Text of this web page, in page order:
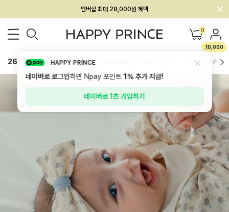
멤버십 최대 28,000원 혜택
0
10,000
26SS 신상 BEST BABY[6~12M] 하의/레깅스
HAPPY PRINCE
네이버로 로그인하면 Npay 포인트1%추가 지급!
네이버로 1초 가입하기